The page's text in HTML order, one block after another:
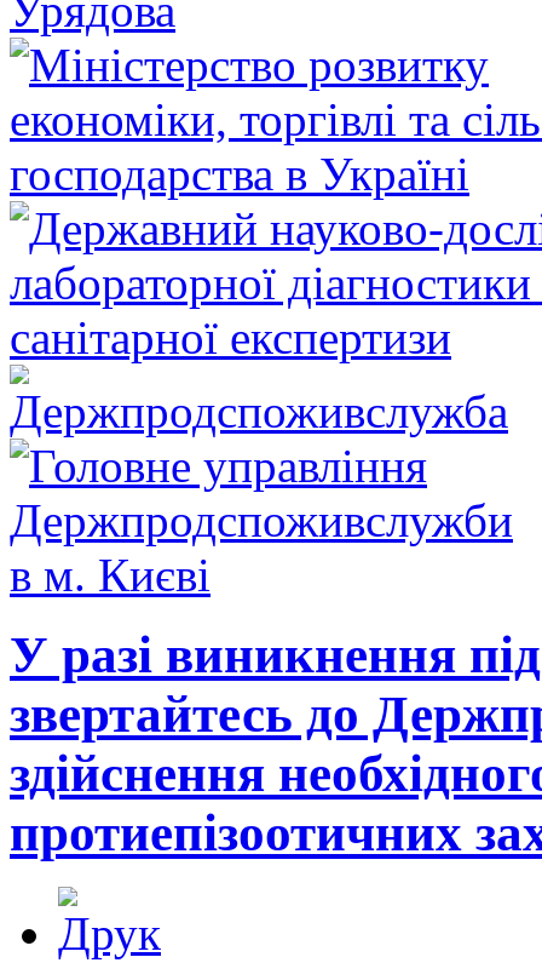
У разі виникнення
звертайтесь до
здійснення
протиепізоотичних